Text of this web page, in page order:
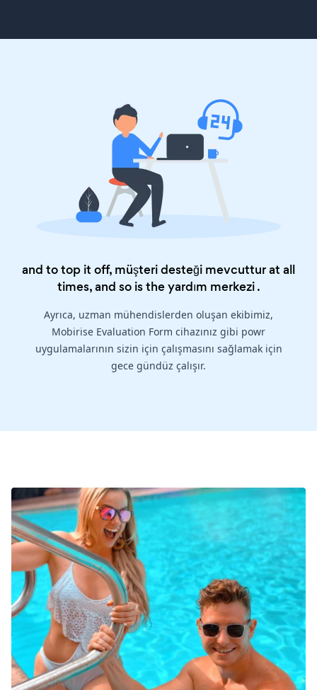
and to top it off, müşteri desteği mevcuttur at all
times, and so is theyardım merkezi.
Ayrıca, uzman mühendislerden oluşan ekibimiz,
Mobirise Evaluation Form cihazınız gibi powr
uygulamalarının sizin için çalışmasını sağlamak için
gece gündüz çalışır.